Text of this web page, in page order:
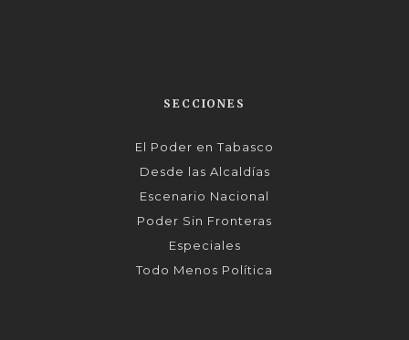
SECCIONES
El Poder en Tabasco
Desde las Alcaldías
Escenario Nacional
Poder Sin Fronteras
Especiales
Todo Menos Política